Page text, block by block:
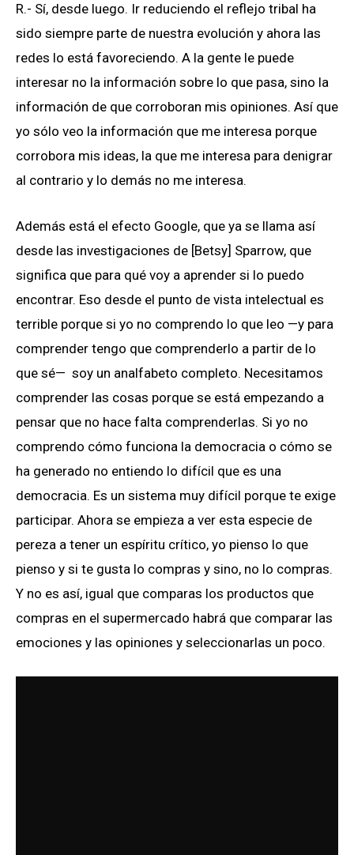
R.- Sí, desde luego. Ir reduciendo el reflejo tribal ha
sido siempre parte de nuestra evolución y ahora las
redes lo está favoreciendo. A la gente le puede
interesar no la información sobre lo que pasa, sino la
información de que corroboran mis opiniones. Así que
yo sólo veo la información que me interesa porque
corrobora mis ideas, la que me interesa para denigrar
al contrario y lo demás no me interesa.
Además está el efecto Google, que ya se llama así
desde las investigaciones de [Betsy] Sparrow, que
significa que para qué voy a aprender si lo puedo
encontrar. Eso desde el punto de vista intelectual es
terrible porque si yo no comprendo lo que leo —y para
comprender tengo que comprenderlo a partir de lo
que sé— soy un analfabeto completo. Necesitamos
comprender las cosas porque se está empezando a
pensar que no hace falta comprenderlas. Si yo no
comprendo cómo funciona la democracia o cómo se
ha generado no entiendo lo difícil que es una
democracia. Es un sistema muy difícil porque te exige
participar. Ahora se empieza a ver esta especie de
pereza a tener un espíritu crítico, yo pienso lo que
pienso y si te gusta lo compras y sino, no lo compras.
Y no es así, igual que comparas los productos que
compras en el supermercado habrá que comparar las
emociones y las opiniones y seleccionarlas un poco.